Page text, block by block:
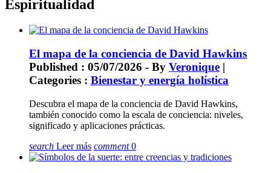
Espiritualidad
El mapa de la conciencia de David Hawkins
Published : 05/07/2026 - By Veronique |
Categories : Bienestar y energía holística
Descubra el mapa de la conciencia de David Hawkins,
también conocido como la escala de conciencia: niveles,
significado y aplicaciones prácticas.
search Leer más comment0